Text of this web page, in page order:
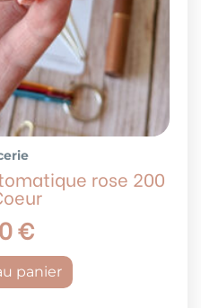
rose 200
€
panier